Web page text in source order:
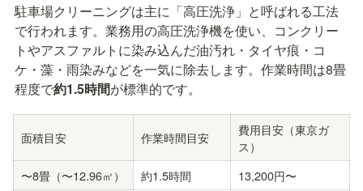
駐車場クリーニングは主に「高圧洗浄」と呼ばれる工法
で行われます。業務用の高圧洗浄機を使い、コンクリー
トやアスファルトに染み込んだ油汚れ・タイヤ痕・コ
ケ・藻・雨染みなどを一気に除去します。作業時間は8畳
程度で約1.5時間が標準的です。
面積目安 作業時間目安
費用目安（東京ガ
ス）
〜8畳（〜12.96㎡）
約1.5時間
13,200円〜